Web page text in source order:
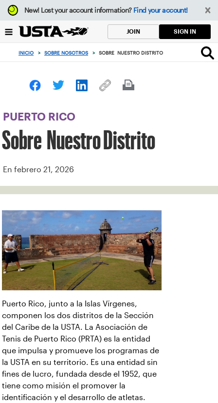
Enfoque
desde
botón
volver
principio
New!Lost your account information? Find your account!
JOIN SIGN IN
INICIO > SOBRE NOSOTROS > SOBRE NUESTRO DISTRITO
PUERTO RICO
Sobre Nuestro Distrito
En febrero 21, 2026
Puerto Rico, junto a la Islas Vírgenes,
componen los dos distritos de la Sección
del Caribe de la USTA. La Asociación de
Tenis de Puerto Rico (PRTA) es la entidad
que impulsa y promueve los programas de
la USTA en su territorio. Es una entidad sin
fines de lucro, fundada desde el 1952, que
tiene como misión el promover la
identificación y el desarrollo de atletas.